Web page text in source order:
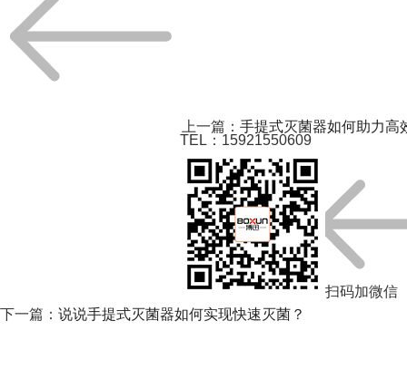
上一篇： 手提式灭菌器如何助力高
下一篇： 说说手提式灭菌器如何实现快速灭菌？
TEL：15921550609
扫码加微信